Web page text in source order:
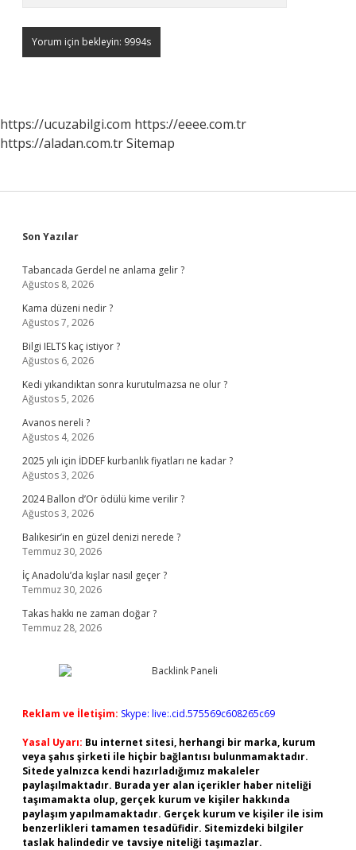
https://ucuzabilgi.com https://eeee.com.tr
https://aladan.com.trSitemap
Sidebar
Son Yazılar
Tabancada Gerdel ne anlama gelir ?
Ağustos 8, 2026
Kama düzeni nedir ?
Ağustos 7, 2026
Bilgi IELTS kaç istiyor ?
Ağustos 6, 2026
Kedi yıkandıktan sonra kurutulmazsa ne olur ?
Ağustos 5, 2026
Avanos nereli ?
Ağustos 4, 2026
2025 yılı için İDDEF kurbanlık fiyatları ne kadar ?
Ağustos 3, 2026
2024 Ballon d’Or ödülü kime verilir ?
Ağustos 3, 2026
Balıkesir’in en güzel denizi nerede ?
Temmuz 30, 2026
İç Anadolu’da kışlar nasıl geçer ?
Temmuz 30, 2026
Takas hakkı ne zaman doğar ?
Temmuz 28, 2026
Reklam ve İletişim: Skype: live:.cid.575569c608265c69
Yasal Uyarı: Bu internet sitesi, herhangi bir marka, kurum
veya şahıs şirketi ile hiçbir bağlantısı bulunmamaktadır.
Sitede yalnızca kendi hazırladığımız makaleler
paylaşılmaktadır. Burada yer alan içerikler haber niteliği
taşımamakta olup, gerçek kurum ve kişiler hakkında
paylaşım yapılmamaktadır. Gerçek kurum ve kişiler ile isim
benzerlikleri tamamen tesadüfidir. Sitemizdeki bilgiler
taslak halindedir ve tavsiye niteliği taşımazlar.